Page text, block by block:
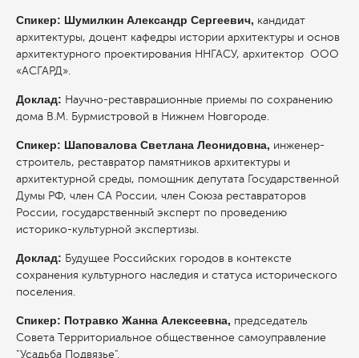
Спикер: Шумилкин Александр Сергеевич, кандидат
архитектуры, доцент кафедры истории архитектуры и основ
архитектурного проектирования ННГАСУ, архитектор ООО
«АСГАРД».
Доклад: Научно-реставрационные приемы по сохранению
дома В.М. Бурмистровой в Нижнем Новгороде.
Спикер: Шаповалова Светлана Леонидовна, инженер-
строитель, реставратор памятников архитектуры и
архитектурной среды, помощник депутата Государственной
Думы РФ, член СА России, член Союза реставраторов
России, государственный эксперт по проведению
историко-культурной экспертизы.
Доклад: Будущее Российских городов в контексте
сохранения культурного наследия и статуса исторического
поселения.
Спикер: Потравко Жанна Алексеевна, председатель
Совета Территориальное общественное самоуправление
"Усадьба Подвязье".